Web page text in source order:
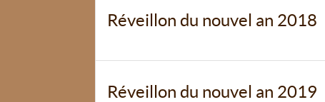
Réveillon du nouvel an 2018
Réveillon du nouvel an 2019